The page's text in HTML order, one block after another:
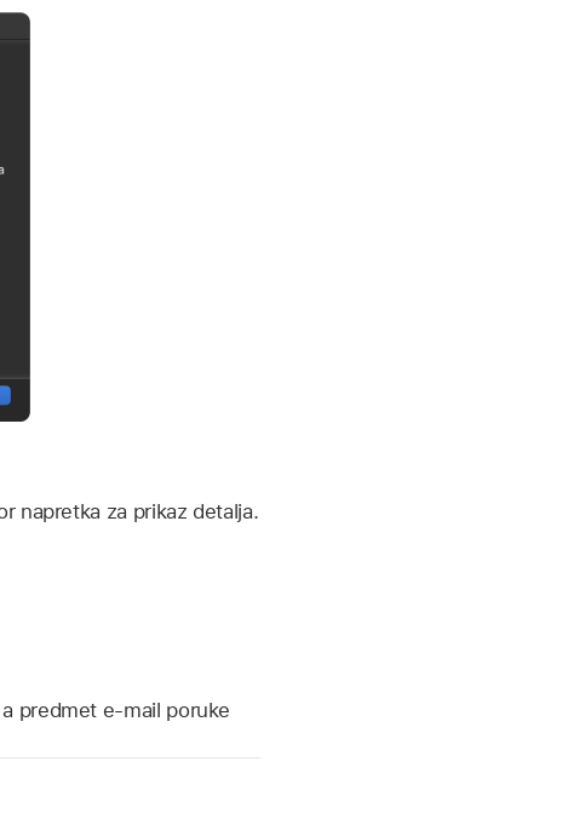
napretka za prikaz detalja.
predmet e-mail poruke